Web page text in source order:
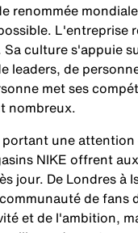
renommée
L'entreprise
culture s'appuie
leaders, de
met ses
nombreux.
une
NIKE offrent
jour. De Londres à
de fans
et de l'ambition,